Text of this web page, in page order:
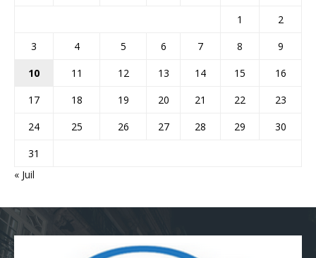
1
2
3
4 5 6 7 8
9
10
11 12 13 14 15
16
17
18 19 20 21 22
23
24
25 26 27 28 29
30
31
« Juil